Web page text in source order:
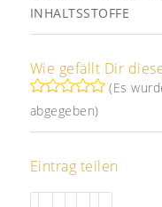
INHALTSSTOFFE
Wie gefällt Dir
(Es
abgegeben)
Eintrag teilen